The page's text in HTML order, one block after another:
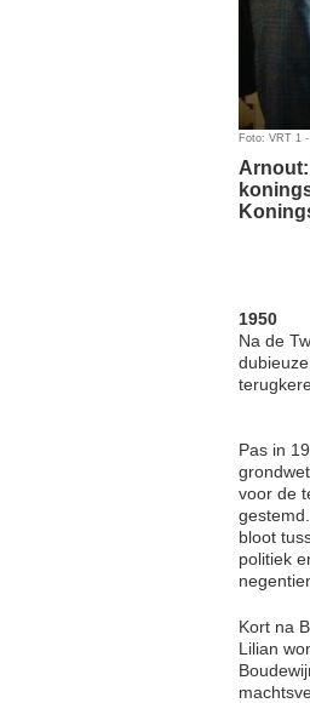
Foto: VRT 1
1950
Na de
Pas in
voor de
bloot
politiek
Kort na
Lilian